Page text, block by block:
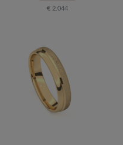
€ 2.044